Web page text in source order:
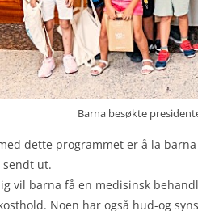
Barna besøkte
dette programmet er å la
sendt ut.
vil barna få en medisinsk
Noen har også hud-og